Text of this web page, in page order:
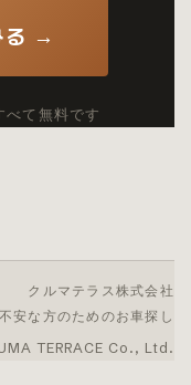
る →
べて無料です
クルマテラス株式会社
安な方のためのお車探し
TERRACE Co., Ltd.